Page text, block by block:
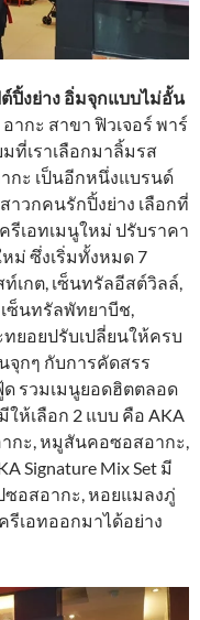
ต์ปิ้งย่าง อิ่มจุกแบบไม่อั้น
ากะ สาขา ฟิวเจอร์ พาร์
ที่เราเลือกมาลิ้มรส
กะ เป็นอีกหนึ่งแบรนด์
าวกคนรักปิ้งย่าง เลือกที่
รีเอทเมนูใหม่ ปรับราคา
ม่ ซึ่งเริ่มทั้งหมด 7
ท์เกต, เซ็นทรัลอีสต์วิลล์,
ซ็นทรัลพัทยาบีช,
ยอยปรับเปลี่ยนให้ครบ
จุกๆ กับการคัดสรร
รวมเมนูยอดฮิตตลอด
ห้เลือก 2 แบบ คือ AKA
ากะ, หมูสันคอซอสอากะ,
Signature Mix Set มี
ซอสอากะ, หอยแมลงภู่
เอทออกมาได้อย่าง